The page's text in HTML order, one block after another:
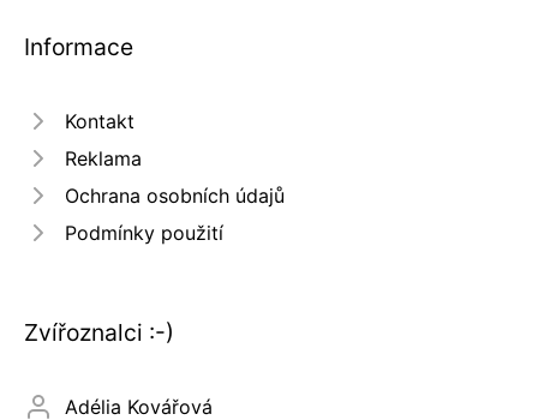
Informace
Kontakt
Reklama
Ochrana osobních údajů
Podmínky použití
Zvířoznalci :-)
Adélia Kovářová